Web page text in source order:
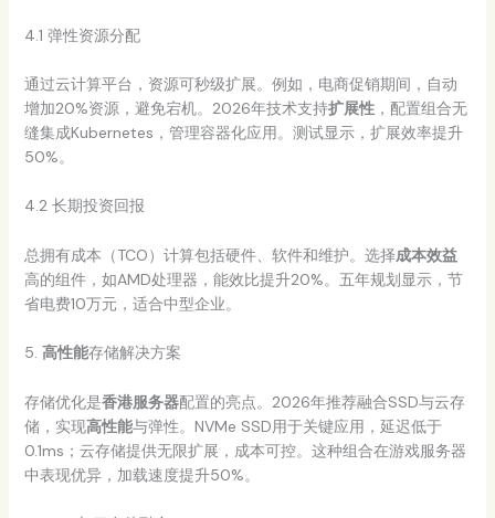
4.1 弹性资源分配
通过云计算平台，资源可秒级扩展。例如，电商促销期间，自动
增加20%资源，避免宕机。2026年技术支持扩展性，配置组合无
缝集成Kubernetes，管理容器化应用。测试显示，扩展效率提升
50%。
4.2 长期投资回报
总拥有成本（TCO）计算包括硬件、软件和维护。选择成本效益
高的组件，如AMD处理器，能效比提升20%。五年规划显示，节
省电费10万元，适合中型企业。
5. 高性能存储解决方案
存储优化是香港服务器配置的亮点。2026年推荐融合SSD与云存
储，实现高性能与弹性。NVMe SSD用于关键应用，延迟低于
0.1ms；云存储提供无限扩展，成本可控。这种组合在游戏服务器
中表现优异，加载速度提升50%。